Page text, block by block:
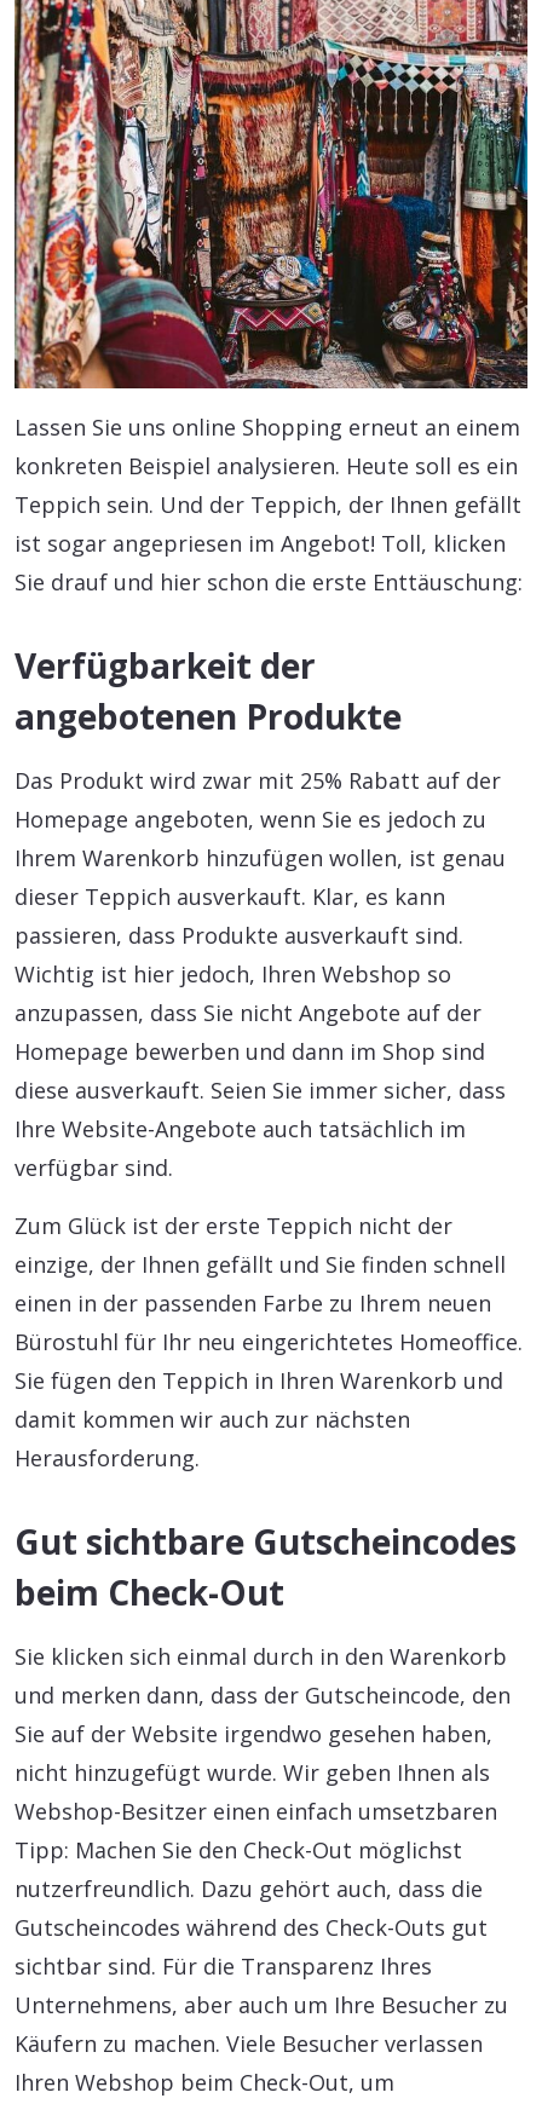
Lassen Sie uns online Shopping erneut an einem
konkreten Beispiel analysieren. Heute soll es ein
Teppich sein. Und der Teppich, der Ihnen gefällt
ist sogar angepriesen im Angebot! Toll, klicken
Sie drauf und hier schon die erste Enttäuschung:
Verfügbarkeit der
angebotenen Produkte
Das Produkt wird zwar mit 25% Rabatt auf der
Homepage angeboten, wenn Sie es jedoch zu
Ihrem Warenkorb hinzufügen wollen, ist genau
dieser Teppich ausverkauft. Klar, es kann
passieren, dass Produkte ausverkauft sind.
Wichtig ist hier jedoch, Ihren Webshop so
anzupassen, dass Sie nicht Angebote auf der
Homepage bewerben und dann im Shop sind
diese ausverkauft. Seien Sie immer sicher, dass
Ihre Website-Angebote auch tatsächlich im
verfügbar sind.
Zum Glück ist der erste Teppich nicht der
einzige, der Ihnen gefällt und Sie finden schnell
einen in der passenden Farbe zu Ihrem neuen
Bürostuhl für Ihr neu eingerichtetes Homeoffice.
Sie fügen den Teppich in Ihren Warenkorb und
damit kommen wir auch zur nächsten
Herausforderung.
Gut sichtbare Gutscheincodes
beim Check-Out
Sie klicken sich einmal durch in den Warenkorb
und merken dann, dass der Gutscheincode, den
Sie auf der Website irgendwo gesehen haben,
nicht hinzugefügt wurde. Wir geben Ihnen als
Webshop-Besitzer einen einfach umsetzbaren
Tipp: Machen Sie den Check-Out möglichst
nutzerfreundlich. Dazu gehört auch, dass die
Gutscheincodes während des Check-Outs gut
sichtbar sind. Für die Transparenz Ihres
Unternehmens, aber auch um Ihre Besucher zu
Käufern zu machen. Viele Besucher verlassen
Ihren Webshop beim Check-Out, um